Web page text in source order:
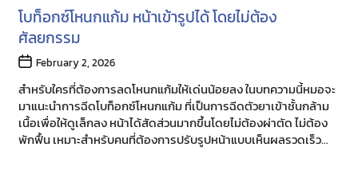
โบท็อกซ์โหนกแก้ม หน้าเข้ารูปได้ โดยไม่ต้อง
ศัลยกรรม
Post
date
February 2, 2026
สำหรับใครที่ต้องการลดโหนกแก้มให้เด่นน้อยลง ในบทความนี้หมอจะ
มาแนะนำการฉีดโบท็อกซ์โหนกแก้ม ที่เป็นการฉีดตัวยาเข้าชั้นกล้าม
เนื้อเพื่อให้ดูเล็กลง หน้าได้สัดส่วนมากขึ้นโดยไม่ต้องผ่าตัด ไม่ต้อง
พักฟื้น เหมาะสำหรับคนที่ต้องการปรับรูปหน้าแบบเห็นผลรวดเร็ว